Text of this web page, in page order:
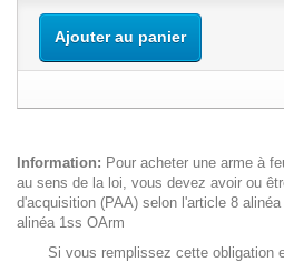
Ajouter au panier
Information: Pour acheter une arme à
au sens de la loi, vous devez avoir ou
d'acquisition (PAA) selon l'article 8
alinéa 1ss OArm
Si vous remplissez cette obligation